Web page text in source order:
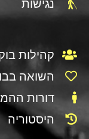
נגישות
קהילות
השואה
דורות
היסטוריה